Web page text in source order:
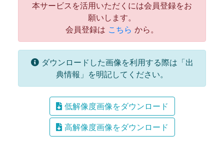
本サービスを活用いただくには会員登録をお
願いします。
会員登録は こちら から。
ダウンロードした画像を利用する際は「出
典情報」を明記してください。
低解像度画像をダウンロード
高解像度画像をダウンロード